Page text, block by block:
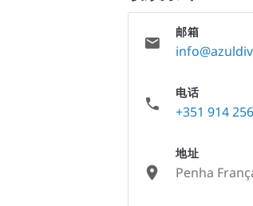
邮箱
电话
+351 914
地址
Penha